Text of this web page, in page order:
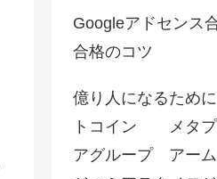
Googleアドセンス
合格のコツ
億り人になるため
トコイン メタプ
アグループ アー